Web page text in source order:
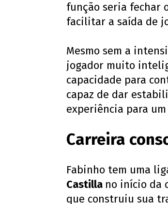
função seria fechar
facilitar a saída de
Mesmo sem a
jogador muito
capacidade para
capaz de dar
experiência para
Carreira
Fabinho tem uma
Castilla no início da
que construiu sua